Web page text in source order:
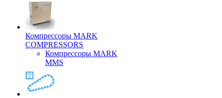
Компрессоры MARK
COMPRESSORS
Компрессоры MARK
MMS